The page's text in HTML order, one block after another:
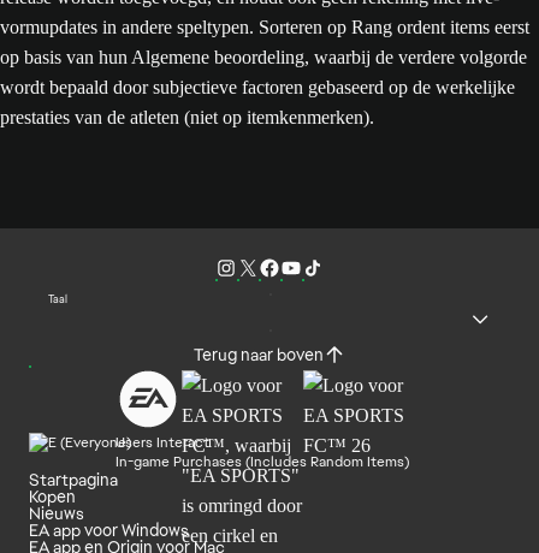
vormupdates in andere speltypen. Sorteren op Rang ordent items eerst
op basis van hun Algemene beoordeling, waarbij de verdere volgorde
wordt bepaald door subjectieve factoren gebaseerd op de werkelijke
prestaties van de atleten (niet op itemkenmerken).
Taal
Terug naar boven
Users Interact
In-game Purchases (Includes Random Items)
Startpagina
Kopen
Nieuws
EA app voor Windows
EA app en Origin voor Mac